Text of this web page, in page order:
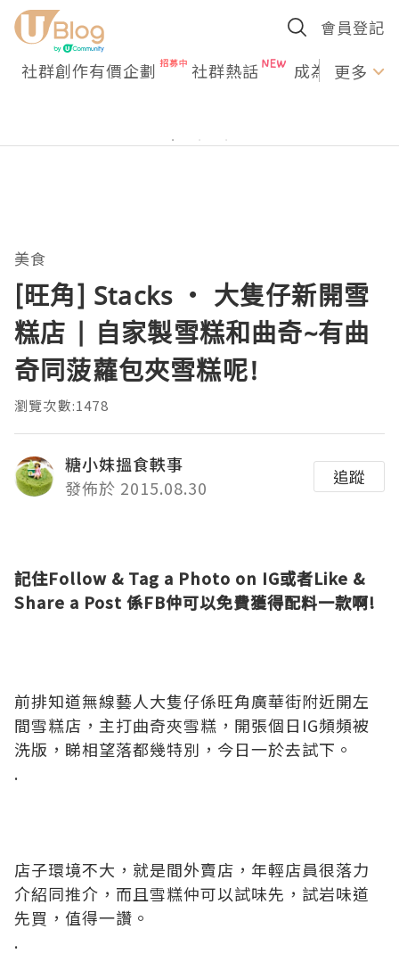
會員登記
社群創作有價企劃 社群熱話 成為U更多
美食
[旺角] Stacks ‧ 大隻仔新開雪
糕店 | 自家製雪糕和曲奇~有曲
奇同菠蘿包夾雪糕呢!
瀏覽次數:1478
糖小妹搵食軼事
發佈於 2015.08.30
追蹤
記住Follow & Tag a Photo on IG或者Like &
Share a Post 係FB仲可以免費獲得配料一款啊!
前排知道無線藝人大隻仔係旺角廣華街附近開左
間雪糕店，主打曲奇夾雪糕，開張個日IG頻頻被
洗版，睇相望落都幾特別，今日一於去試下。
.
店子環境不大，就是間外賣店，年輕店員很落力
介紹同推介，而且雪糕仲可以試味先，試岩味道
先買，值得一讚。
.